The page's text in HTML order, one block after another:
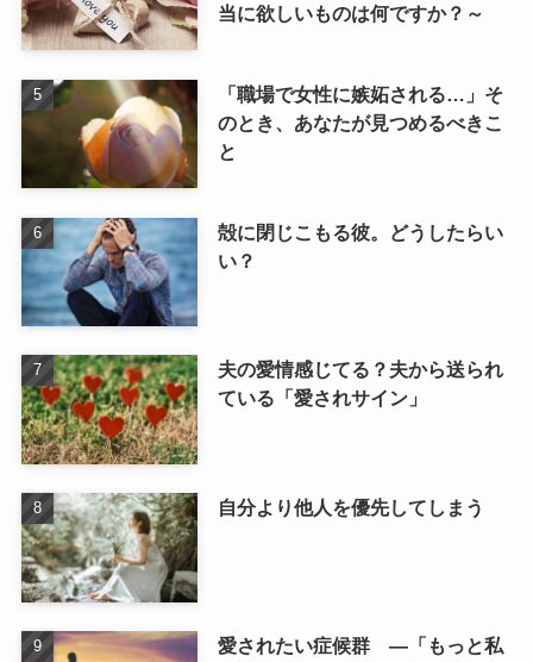
当に欲しいものは何ですか？～
「職場で女性に嫉妬される…」そ
のとき、あなたが見つめるべきこ
と
殻に閉じこもる彼。どうしたらい
い？
夫の愛情感じてる？夫から送られ
ている「愛されサイン」
自分より他人を優先してしまう
愛されたい症候群 ―「もっと私